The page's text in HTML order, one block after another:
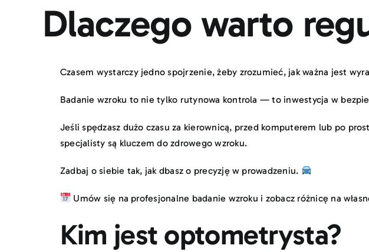
Dlaczego warto
Czasem wystarczy jedno spojrzenie, żeby zrozumieć, jak ważna jest
Badanie wzroku to nie tylko rutynowa kontrola — to inwestycja w
Jeśli spędzasz dużo czasu za kierownicą, przed komputerem lub po
specjalisty są kluczem do zdrowego wzroku.
Zadbaj o siebie tak, jak dbasz o precyzję w prowadzeniu.
Umów się na profesjonalne badanie wzroku i zobacz różnicę na
Kim jest optometrysta?